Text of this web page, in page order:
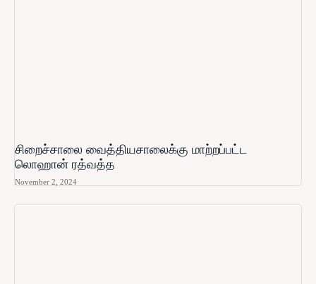
சிறைச்சாலை வைத்தியசாலைக்கு மாற்றப்பட்ட
லொஹான் ரத்வத்த
November 2, 2024